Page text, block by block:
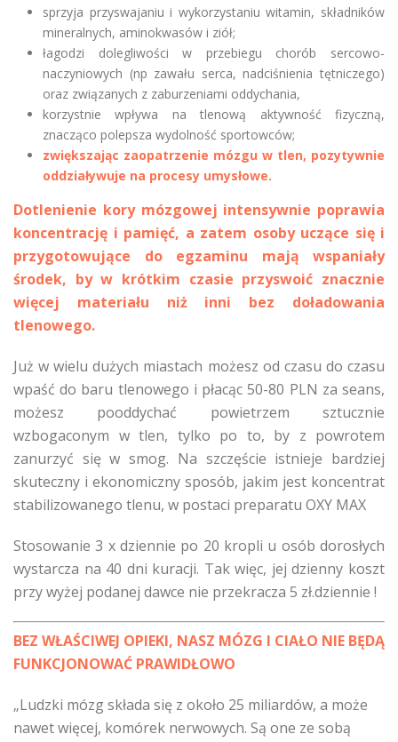
sprzyja przyswajaniu i wykorzystaniu witamin, składników
mineralnych, aminokwasów i ziół;
łagodzi dolegliwości w przebiegu chorób sercowo-
naczyniowych (np zawału serca, nadciśnienia tętniczego)
oraz związanych z zaburzeniami oddychania,
korzystnie wpływa na tlenową aktywność fizyczną,
znacząco polepsza wydolność sportowców;
zwiększając zaopatrzenie mózgu w tlen, pozytywnie
oddziaływuje na procesy umysłowe.
Dotlenienie kory mózgowej intensywnie poprawia
koncentrację i pamięć, a zatem osoby uczące się i
przygotowujące do egzaminu mają wspaniały
środek, by w krótkim czasie przyswoić znacznie
więcej materiału niż inni bez doładowania
tlenowego.
Już w wielu dużych miastach możesz od czasu do czasu
wpaść do baru tlenowego i płacąc 50-80 PLN za seans,
możesz pooddychać powietrzem sztucznie
wzbogaconym w tlen, tylko po to, by z powrotem
zanurzyć się w smog. Na szczęście istnieje bardziej
skuteczny i ekonomiczny sposób, jakim jest koncentrat
stabilizowanego tlenu, w postaci preparatu OXY MAX
Stosowanie 3 x dziennie po 20 kropli u osób dorosłych
wystarcza na 40 dni kuracji. Tak więc, jej dzienny koszt
przy wyżej podanej dawce nie przekracza 5 zł.dziennie !
BEZ WŁAŚCIWEJ OPIEKI, NASZ MÓZG I CIAŁO NIE BĘDĄ
FUNKCJONOWAĆ PRAWIDŁOWO
„Ludzki mózg składa się z około 25 miliardów, a może
nawet więcej, komórek nerwowych. Są one ze sobą